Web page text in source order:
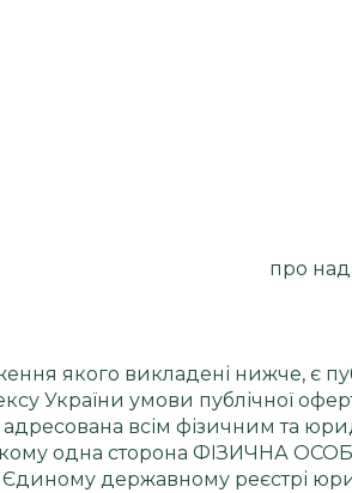
про
якого викладені нижче, є
України умови публічної
адресована всім фізичним та
одна сторона ФІЗИЧНА
Єдиному державному реєстрі